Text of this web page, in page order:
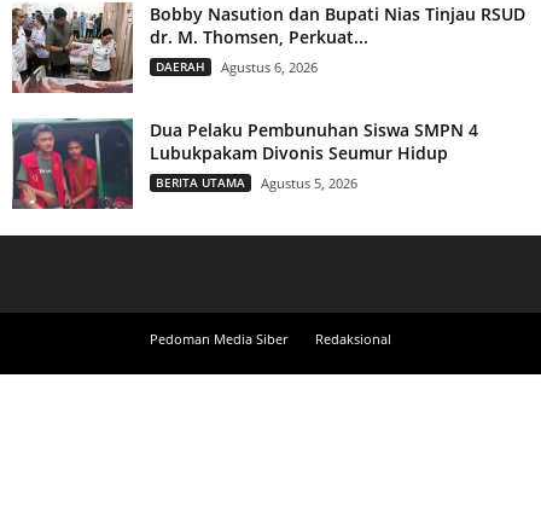
Bobby Nasution dan Bupati Nias Tinjau RSUD
dr. M. Thomsen, Perkuat...
DAERAH Agustus 6, 2026
Dua Pelaku Pembunuhan Siswa SMPN 4
Lubukpakam Divonis Seumur Hidup
BERITA UTAMA Agustus 5, 2026
Pedoman Media Siber Redaksional